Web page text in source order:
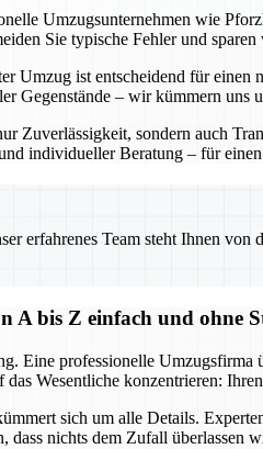
Umzugsunternehmen wie
Sie typische Fehler und
Umzug ist entscheidend für
Gegenstände – wir kümmern uns
Zuverlässigkeit, sondern auch
individueller Beratung – für
erfahrenes Team steht Ihnen
A bis Z einfach und ohne
Eine professionelle
Wesentliche konzentrieren:
sich um alle Details.
dass nichts dem Zufall überlassen